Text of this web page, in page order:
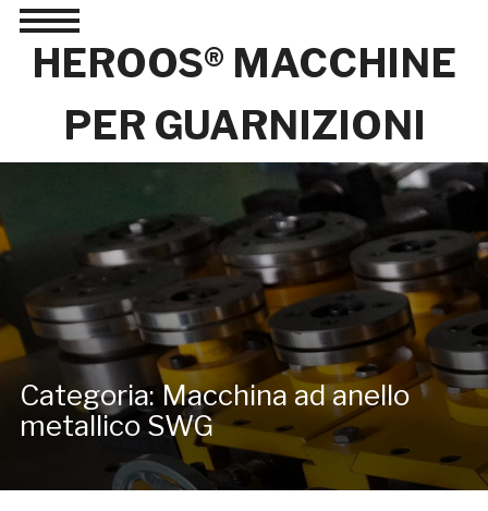
Toggle
sidebar
HEROOS® MACCHINE
PER GUARNIZIONI
Categoria: Macchina ad anello
metallico SWG